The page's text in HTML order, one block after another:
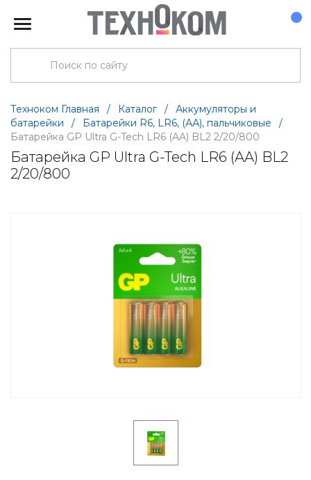
Техноком Главная / Каталог /
Аккумуляторы и
батарейки
/ Батарейки R6, LR6, (АА), пальчиковые
/
Батарейка GP Ultra G-Tech LR6 (AA) BL2 2/20/800
Батарейка GP Ultra G-Tech LR6 (AA) BL2
2/20/800